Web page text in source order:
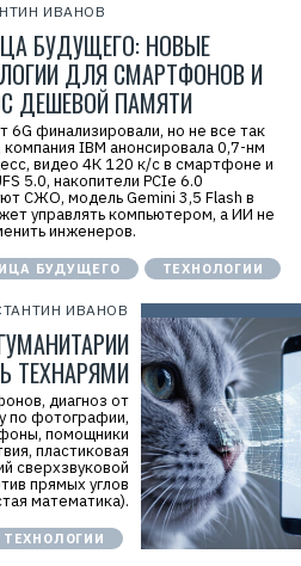
ИВАНОВ
БУДУЩЕГО: НОВЫЕ
ДЛЯ СМАРТФОНОВ И
ДЕШЕВОЙ ПАМЯТИ
6G финализировали, но не все так
IBM анонсировала 0,7-нм
видео 4К 120 к/с в смартфоне и
5.0, накопители PCIe 6.0
СЖО, модель Gemini 3,5 Flash в
управлять компьютером, а ИИ не
инженеров.
БУДУЩЕГО ТЕХНОЛОГИИ
ИВАНОВ
ТЕХНАРЯМИ
диагноз от
по фотографии,
помощники
пластиковая
сверхзвуковой
прямых углов
математика).
ТЕХНОЛОГИИ